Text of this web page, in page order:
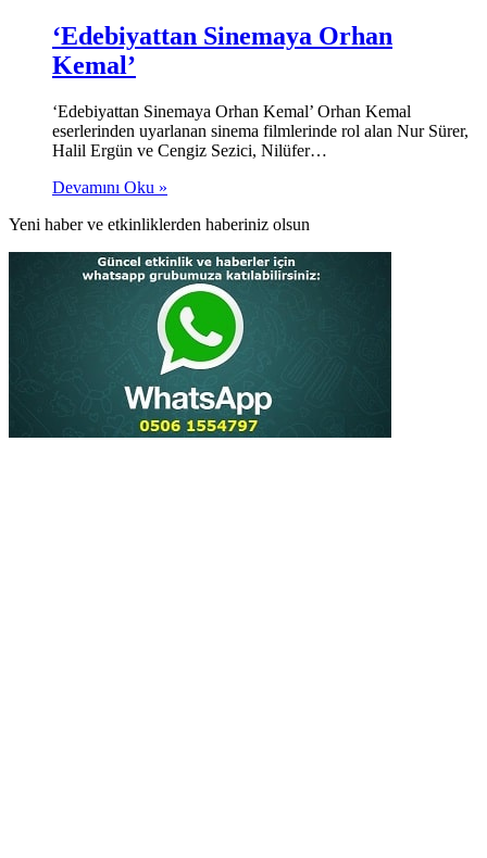
‘Edebiyattan Sinemaya Orhan
Kemal’
‘Edebiyattan Sinemaya Orhan Kemal’ Orhan Kemal
eserlerinden uyarlanan sinema filmlerinde rol alan Nur Sürer,
Halil Ergün ve Cengiz Sezici, Nilüfer…
Devamını Oku »
Yeni haber ve etkinliklerden haberiniz olsun